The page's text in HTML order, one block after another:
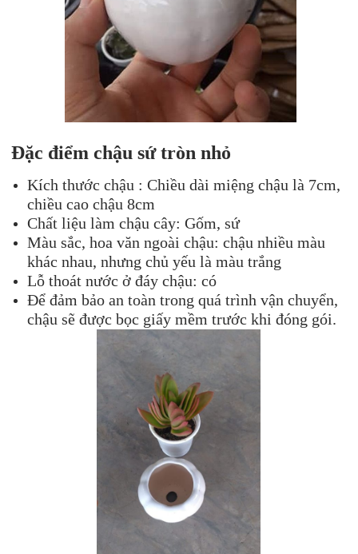
Đặc điểm chậu sứ tròn nhỏ
Kích thước chậu : Chiều dài miệng chậu là 7cm,
chiều cao chậu 8cm
Chất liệu làm chậu cây: Gốm, sứ
Màu sắc, hoa văn ngoài chậu: chậu nhiều màu
khác nhau, nhưng chủ yếu là màu trắng
Lỗ thoát nước ở đáy chậu: có
Để đảm bảo an toàn trong quá trình vận chuyển,
chậu sẽ được bọc giấy mềm trước khi đóng gói.